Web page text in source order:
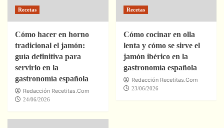
Recetas
Cómo hacer en horno
tradicional el jamón:
guía definitiva para
servirlo en la
gastronomía española
Redacción Recetitas.Com
24/06/2026
Recetas
Cómo cocinar en olla
lenta y cómo se sirve el
jamón ibérico en la
gastronomía española
Redacción Recetitas.Com
23/06/2026